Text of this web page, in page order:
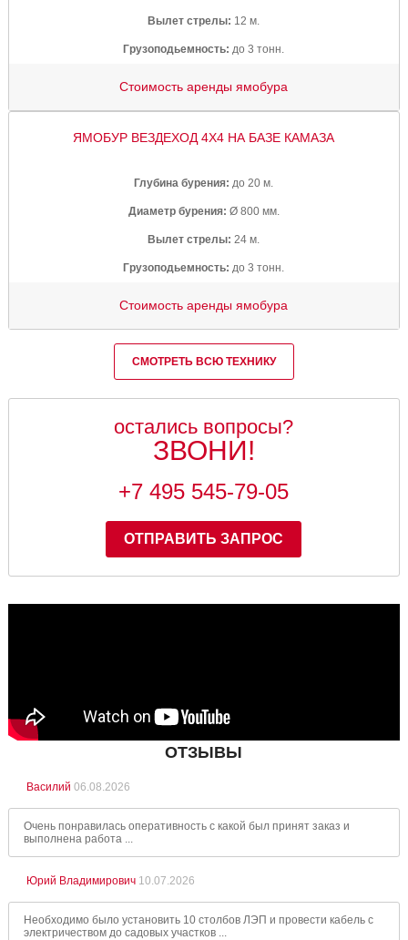
Вылет стрелы: 12 м.
Грузоподьемность: до 3 тонн.
Стоимость аренды ямобура
ЯМОБУР ВЕЗДЕХОД 4Х4 НА БАЗЕ КАМАЗА
Глубина бурения: до 20 м.
Диаметр бурения: Ø 800 мм.
Вылет стрелы: 24 м.
Грузоподьемность: до 3 тонн.
Стоимость аренды ямобура
СМОТРЕТЬ ВСЮ ТЕХНИКУ
остались вопросы?
ЗВОНИ!
+7 495 545-79-05
ОТПРАВИТЬ ЗАПРОС
ОТЗЫВЫ
Василий 06.08.2026
Очень понравилась оперативность с какой был принят заказ и
выполнена работа ...
Юрий Владимирович10.07.2026
Необходимо было установить 10 столбов ЛЭП и провести кабель с
электричеством до садовых участков ...